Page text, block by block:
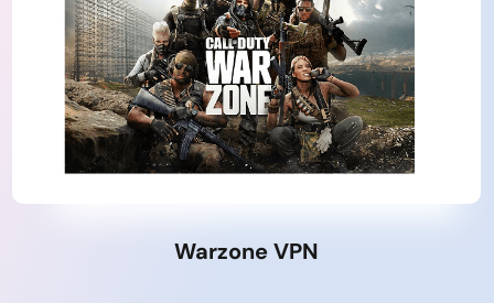
Warzone VPN